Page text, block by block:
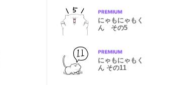
にゃもにゃもく
ん その5
にゃもにゃもく
ん その11